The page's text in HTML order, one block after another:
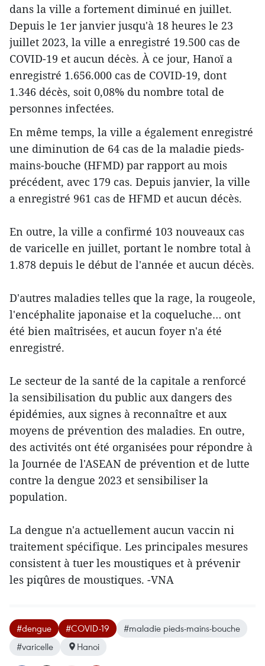
dans la ville a fortement diminué en juillet.
Depuis le 1er janvier jusqu'à 18 heures le 23
juillet 2023, la ville a enregistré 19.500 cas de
COVID-19 et aucun décès. À ce jour, Hanoï a
enregistré 1.656.000 cas de COVID-19, dont
1.346 décès, soit 0,08% du nombre total de
personnes infectées.
En même temps, la ville a également enregistré
une diminution de 64 cas de la maladie pieds-
mains-bouche (HFMD) par rapport au mois
précédent, avec 179 cas. Depuis janvier, la ville
a enregistré 961 cas de HFMD et aucun décès.
En outre, la ville a confirmé 103 nouveaux cas
de varicelle en juillet, portant le nombre total à
1.878 depuis le début de l'année et aucun décès.
D'autres maladies telles que la rage, la rougeole,
l'encéphalite japonaise et la coqueluche… ont
été bien maîtrisées, et aucun foyer n'a été
enregistré.
Le secteur de la santé de la capitale a renforcé
la sensibilisation du public aux dangers des
épidémies, aux signes à reconnaître et aux
moyens de prévention des maladies. En outre,
des activités ont été organisées pour répondre à
la Journée de l'ASEAN de prévention et de lutte
contre la dengue 2023 et sensibiliser la
population.
La dengue n'a actuellement aucun vaccin ni
traitement spécifique. Les principales mesures
consistent à tuer les moustiques et à prévenir
les piqûres de moustiques. -VNA
#dengue #COVID-19
#maladie pieds-mains-bouche
#varicelle
Hanoi